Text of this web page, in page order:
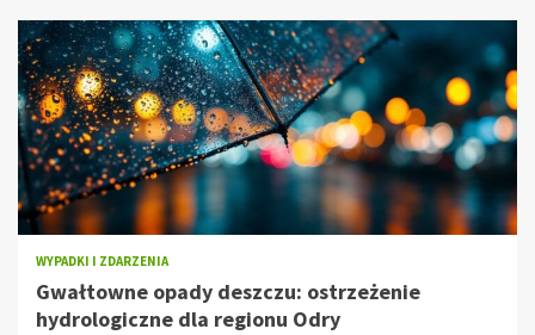
WYPADKI I ZDARZENIA
Gwałtowne opady deszczu: ostrzeżenie
hydrologiczne dla regionu Odry